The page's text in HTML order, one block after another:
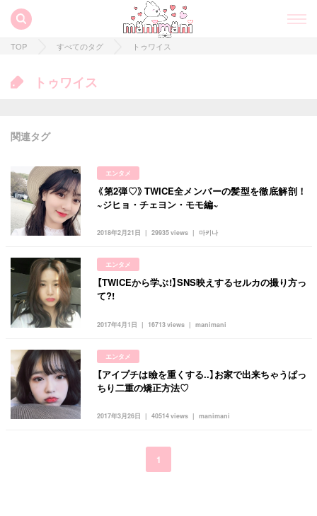
すべての記事
manimani について
カテゴリー一覧
タグ一覧
キュレーター一覧
運営会社
利用規約
プライバシーポリシー
韓国 オルチャン
韓国旅行 韓国ファッション
メイク k-pop
オルチャンメイク 人気 アイドル
韓国ドラマ カフェ かわいい
TOP すべてのタグ トゥワイス
トゥワイス
関連タグ
エンタメ
2018年2月21日 마키나
29935 views
《第2弾♡》TWICE全メンバーの髪型を徹底解剖！
~ジヒョ・チェヨン・モモ編~
エンタメ
2017年4月1日 manimani
16713 views
【TWICEから学ぶ!】SNS映えするセルカの撮り方っ
て?!
エンタメ
2017年3月26日 manimani
40514 views
【アイプチは瞼を重くする..】お家で出来ちゃうぱっ
ちり二重の矯正方法♡
1